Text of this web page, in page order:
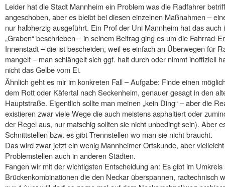
Leider hat die Stadt Mannheim ein Problem was die Radfahrer
angeschoben, aber es bleibt bei diesen einzelnen Maßnahmen –
nur halbherzig ausgeführt. Ein Prof der Uni Mannheim hat das
„Graben“ beschrieben – in seinem Beitrag ging es um die Fahrrad-
Innenstadt – die ist bescheiden, weil es einfach an Überwegen für
mangelt – man schlängelt sich ggf. halt durch oder nimmt inoffiziell
nicht das Gelbe vom Ei.
Ähnlich geht es mir im konkreten Fall – Aufgabe: Finde einen
dem Rott oder Käfertal nach Seckenheim, genauer gesagt in den
Hauptstraße. Eigentlich sollte man meinen „kein Ding“ – aber die
existieren zwar viele Wege die auch meistens asphaltiert oder
der Regel aus, nur matschig sollten sie nicht unbedingt sein). Aber
Schnittstellen bzw. es gibt Trennstellen wo man sie nicht braucht.
Das wird zwar jetzt ein wenig Mannheimer Ortskunde, aber
Problemstellen auch in anderen Städten.
Fangen wir mit der wichtigsten Entscheidung an: Es gibt im
Brückenkombinationen die den Neckar überspannen, radtechnisch